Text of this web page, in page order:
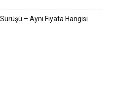
– Aynı Fiyata Hangisi